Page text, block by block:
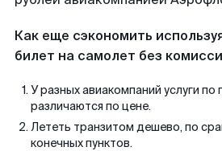
Как еще сэкономить
билет на самолет без
У разных авиакомпаний услуги по
различаются по цене.
Лететь транзитом дешево, по
конечных пунктов.